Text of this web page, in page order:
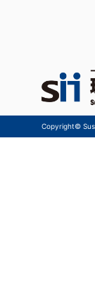
Copyright©